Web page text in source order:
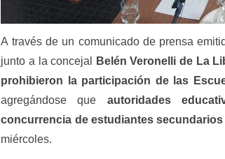
A través de un comunicado de prensa
junto a la concejal
Belén Veronelli de La
prohibieron la participación de las
agregándose que autoridades
concurrencia de estudiantes secundarios
miércoles.